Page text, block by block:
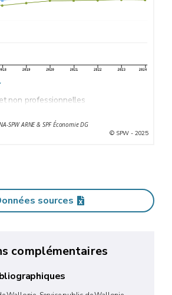
non professionnelles
SPW ARNE & SPF Économie DG
© SPW - 2025
sources
complémentaires